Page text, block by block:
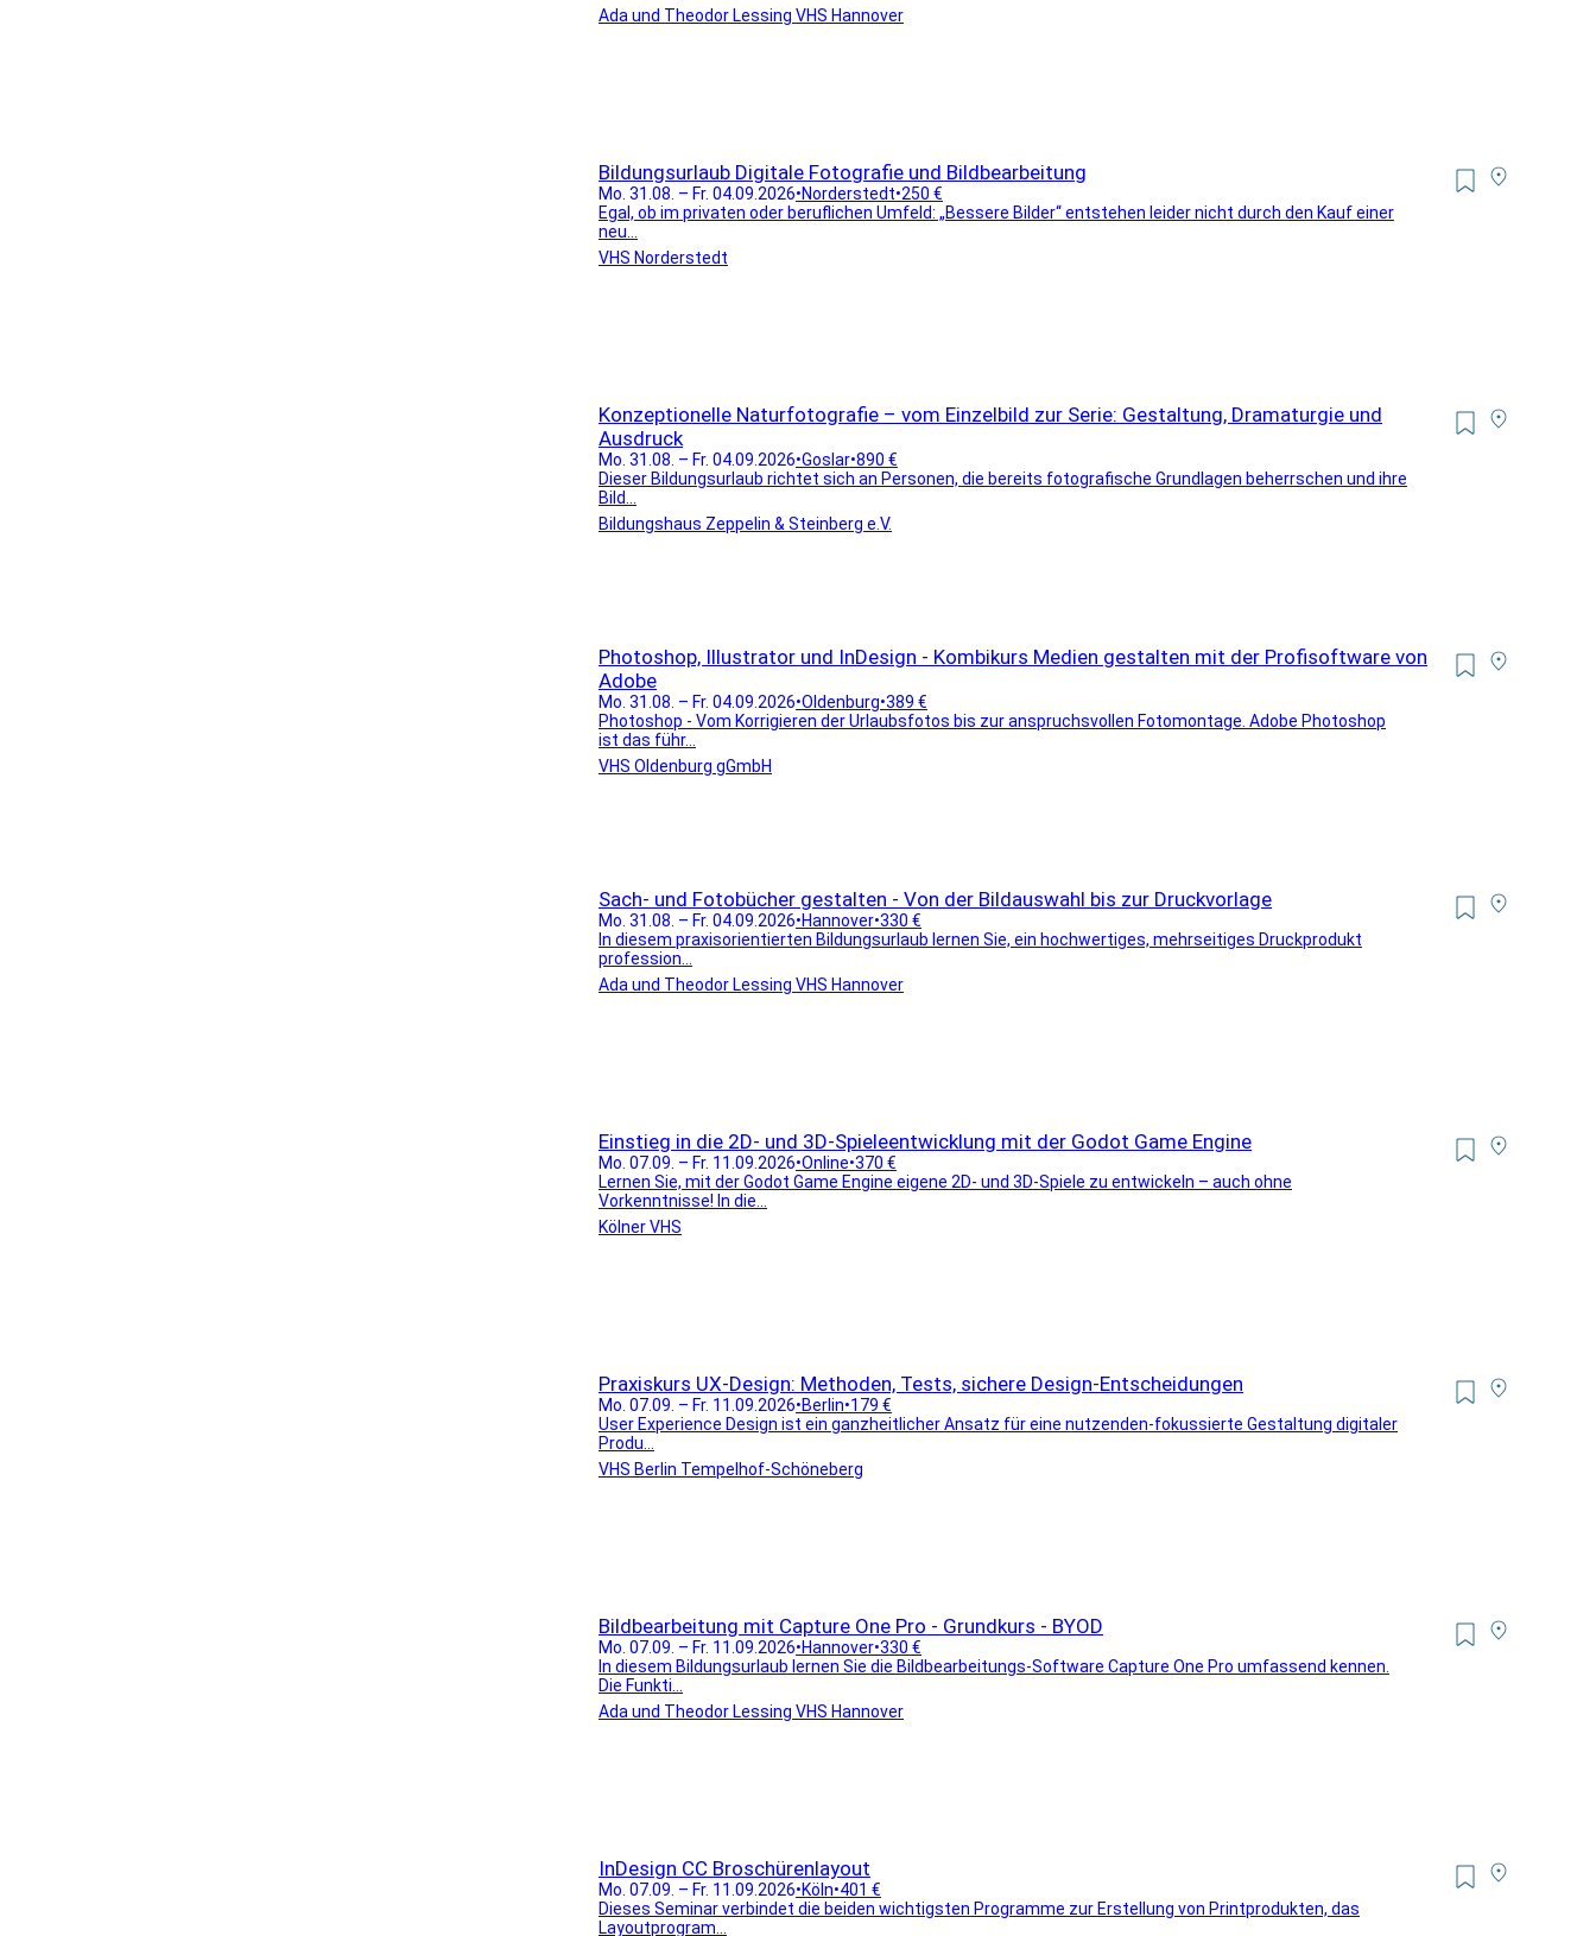
Ada und Theodor Lessing VHS Hannover
Bildungsurlaub Digitale Fotografie und Bildbearbeitung
Mo. 31.08. – Fr. 04.09.2026•Norderstedt•250 €
Egal, ob im privaten oder beruflichen Umfeld: „Bessere Bilder“ entstehen leider nicht durch den Kauf einer
neu...
VHS Norderstedt
Konzeptionelle Naturfotografie – vom Einzelbild zur Serie: Gestaltung, Dramaturgie und
Ausdruck
Mo. 31.08. – Fr. 04.09.2026•Goslar•890 €
Dieser Bildungsurlaub richtet sich an Personen, die bereits fotografische Grundlagen beherrschen und ihre
Bild...
Bildungshaus Zeppelin & Steinberg e.V.
Photoshop, Illustrator und InDesign - Kombikurs Medien gestalten mit der Profisoftware von
Adobe
Mo. 31.08. – Fr. 04.09.2026•Oldenburg•389 €
Photoshop - Vom Korrigieren der Urlaubsfotos bis zur anspruchsvollen Fotomontage. Adobe Photoshop
ist das führ...
VHS Oldenburg gGmbH
Sach- und Fotobücher gestalten - Von der Bildauswahl bis zur Druckvorlage
Mo. 31.08. – Fr. 04.09.2026•Hannover•330 €
In diesem praxisorientierten Bildungsurlaub lernen Sie, ein hochwertiges, mehrseitiges Druckprodukt
profession...
Ada und Theodor Lessing VHS Hannover
Einstieg in die 2D- und 3D-Spieleentwicklung mit der Godot Game Engine
Mo. 07.09. – Fr. 11.09.2026•Online•370 €
Lernen Sie, mit der Godot Game Engine eigene 2D- und 3D-Spiele zu entwickeln – auch ohne
Vorkenntnisse! In die...
Kölner VHS
Praxiskurs UX-Design: Methoden, Tests, sichere Design-Entscheidungen
Mo. 07.09. – Fr. 11.09.2026•Berlin•179 €
User Experience Design ist ein ganzheitlicher Ansatz für eine nutzenden-fokussierte Gestaltung digitaler
Produ...
VHS Berlin Tempelhof-Schöneberg
Bildbearbeitung mit Capture One Pro - Grundkurs - BYOD
Mo. 07.09. – Fr. 11.09.2026•Hannover•330 €
In diesem Bildungsurlaub lernen Sie die Bildbearbeitungs-Software Capture One Pro umfassend kennen.
Die Funkti...
Ada und Theodor Lessing VHS Hannover
InDesign CC Broschürenlayout
Mo. 07.09. – Fr. 11.09.2026•Köln•401 €
Dieses Seminar verbindet die beiden wichtigsten Programme zur Erstellung von Printprodukten, das
Layoutprogram...